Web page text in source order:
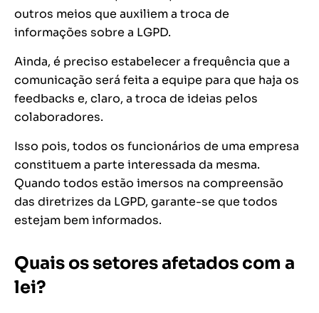
outros meios que auxiliem a troca de
informações sobre a LGPD.
Ainda, é preciso estabelecer a frequência que a
comunicação será feita a equipe para que haja os
feedbacks e, claro, a troca de ideias pelos
colaboradores.
Isso pois, todos os funcionários de uma empresa
constituem a parte interessada da mesma.
Quando todos estão imersos na compreensão
das diretrizes da LGPD, garante-se que todos
estejam bem informados.
Quais os setores afetados com a
lei?